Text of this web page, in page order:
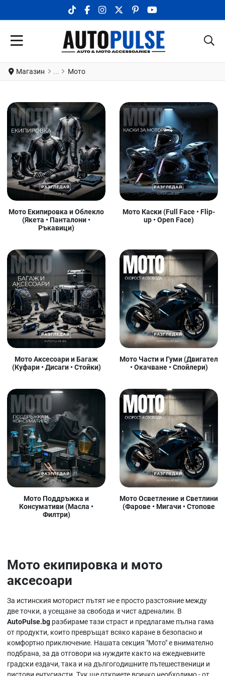
TIKTOK SOCIAL LINK
FACEBOOK SOCIAL LINK
INSTAGRAM SOCIAL LINK
X.COM SOCIAL LINK
PINTEREST SOCIAL LINK
YOUTUBE SOCIAL
Магазин Мото
Мото Екипировка и Облекло
(Якета • Панталони •
Ръкавици)
Мото Каски (Full Face • Flip-
up • Open Face)
Мото Аксесоари и Багаж
(Куфари • Дисаги • Стойки)
Мото Части и Гуми (Двигател
• Окачване • Спойлери)
Мото Поддръжка и
Консумативи (Масла •
Филтри)
Мото Осветление и Светлини
(Фарове • Мигачи • Стопове
Мото екипировка и мото
аксесоари
За истинския моторист пътят не е просто разстояние между
две точки, а усещане за свобода и чист адреналин. В
AutoPulse.bg разбираме тази страст и предлагаме пълна гама
от продукти, които превръщат всяко каране в безопасно и
комфортно приключение. Нашата секция "Мото" е внимателно
подбрана, за да отговори на нуждите както на ежедневните
градски ездачи, така и на дългогодишните пътешественици и
пистови ентусиасти. Тук ще откриете всичко необходимо - от